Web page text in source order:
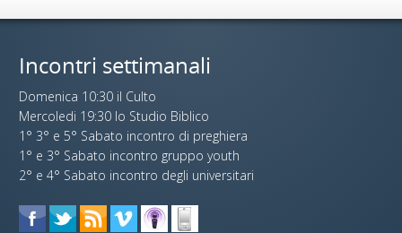
Incontri settimanali
Domenica 10:30 il Culto
Mercoledi 19:30 lo Studio Biblico
1° 3° e 5° Sabato incontro di preghiera
1° e 3° Sabato incontro gruppo youth
2° e 4° Sabato incontro degli universitari